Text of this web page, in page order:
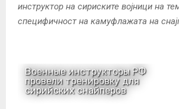
инструктор на сириските војници на
специфичност на камуфлажата на